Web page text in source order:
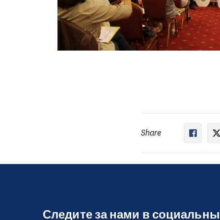
Share
Следите за нами в